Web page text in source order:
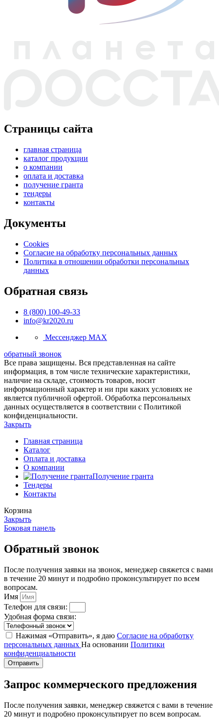
Страницы сайта
главная страница
каталог продукции
о компании
оплата и доставка
получение гранта
тендеры
контакты
Документы
Cookies
Согласие на обработку персональных данных
Политика в отношении обработки персональных
данных
Обратная связь
8 (800) 100-49-33
info@kr2020.ru
Мессенджер MAX
обратный звонок
Все права защищены. Вся представленная на сайте
информация, в том числе технические характеристики,
наличие на складе, стоимость товаров, носит
информационный характер и ни при каких условиях не
является публичной офертой. Обработка персональных
данных осуществляется в соответствии с Политикой
конфиденциальности.
Закрыть
Главная страница
Каталог
Оплата и доставка
О компании
Получение гранта
Тендеры
Контакты
Корзина
Закрыть
Боковая панель
Обратный звонок
После получения заявки на звонок, менеджер свяжется с вами
в течение 20 минут и подробно проконсультирует по всем
вопросам.
Имя
Телефон для связи:
Удобная форма связи:
Нажимая «Отправить», я даю Согласие на обработку
персональных данных На основании Политики
конфиденциальности
Отправить
Запрос коммерческого предложения
После получения заявки, менеджер свяжется с вами в течение
20 минут и подробно проконсультирует по всем вопросам.